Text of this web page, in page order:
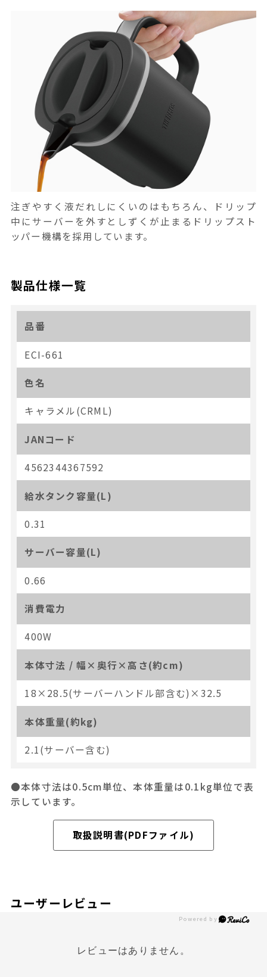
注ぎやすく液だれしにくいのはもちろん、ドリップ
中にサーバーを外すとしずくが止まるドリップスト
ッパー機構を採用しています。
製品仕様一覧
品番
ECI-661
色名
キャラメル(CRML)
JANコード
4562344367592
給水タンク容量(L)
0.31
サーバー容量(L)
0.66
消費電力
400W
本体寸法 / 幅×奥行×高さ(約cm)
18×28.5(サーバーハンドル部含む)×32.5
本体重量(約kg)
2.1(サーバー含む)
●本体寸法は0.5cm単位、本体重量は0.1kg単位で表
示しています。
取扱説明書(PDFファイル)
ユーザーレビュー
レビューはありません。